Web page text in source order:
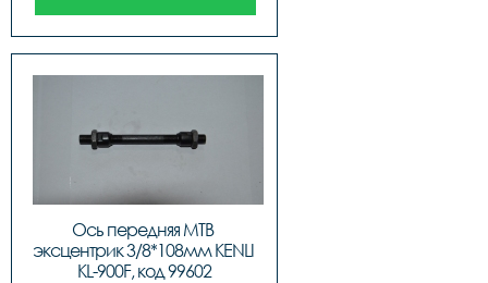
Ось передняя МТВ
эксцентрик 3/8*108мм KENLI
KL-900F, код 99602